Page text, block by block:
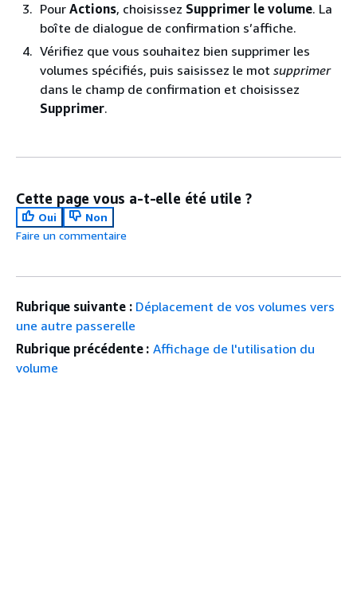
Pour Actions, choisissez Supprimer le volume. La
boîte de dialogue de confirmation s’affiche.
Vérifiez que vous souhaitez bien supprimer les
volumes spécifiés, puis saisissez le mot supprimer
dans le champ de confirmation et choisissez
Supprimer.
Cette page vous a-t-elle été utile ?
Oui
Non
Faire un commentaire
Rubrique suivante : Déplacement de vos volumes vers
une autre passerelle
Rubrique précédente : Affichage de l'utilisation du
volume